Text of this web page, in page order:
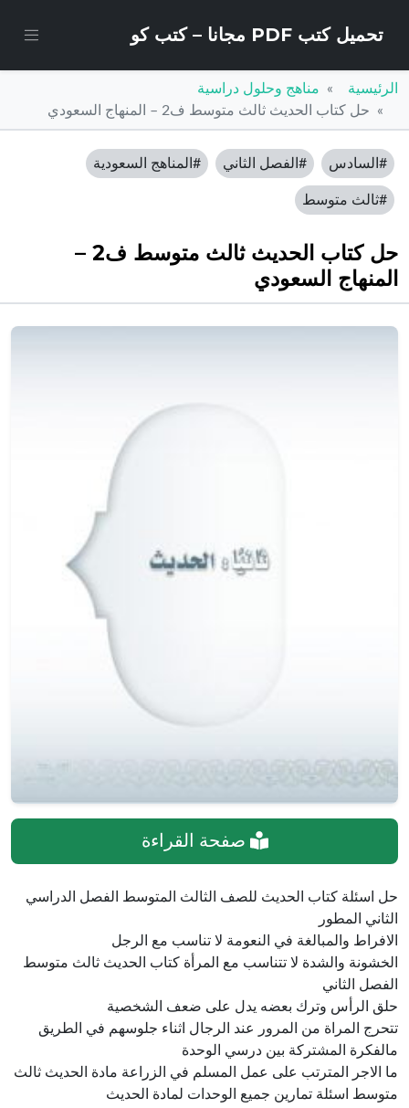
تحميل كتب PDF مجانا – كتب كو
الرئيسية
مناهج وحلول دراسية
حل كتاب الحديث ثالث متوسط ف2 – المنهاج السعودي
#السادس #الفصل الثاني #المناهج السعودية
#ثالث متوسط
حل كتاب الحديث ثالث متوسط ف2 –
المنهاج السعودي
صفحة القراءة
حل اسئلة كتاب الحديث للصف الثالث المتوسط الفصل الدراسي
الثاني المطور
الافراط والمبالغة في النعومة لا تناسب مع الرجل
الخشونة والشدة لا تتناسب مع المرأة كتاب الحديث ثالث متوسط
الفصل الثاني
حلق الرأس وترك بعضه يدل على ضعف الشخصية
تتحرج المراة من المرور عند الرجال اثناء جلوسهم في الطريق
مالفكرة المشتركة بين درسي الوحدة
ما الاجر المترتب على عمل المسلم في الزراعة مادة الحديث ثالث
متوسط اسئلة تمارين جميع الوحدات لمادة الحديث